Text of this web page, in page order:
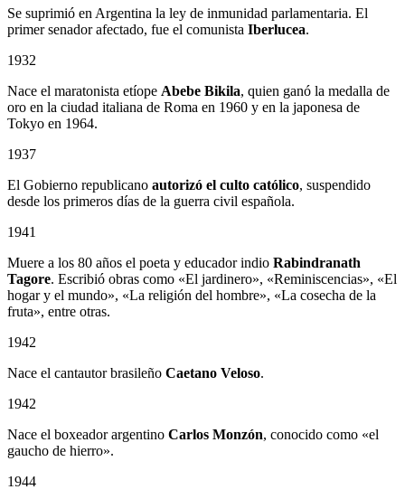
Se suprimió en Argentina la ley de inmunidad parlamentaria. El
primer senador afectado, fue el comunista Iberlucea.
1932
Nace el maratonista etíope Abebe Bikila, quien ganó la medalla de
oro en la ciudad italiana de Roma en 1960 y en la japonesa de
Tokyo en 1964.
1937
El Gobierno republicano autorizó el culto católico, suspendido
desde los primeros días de la guerra civil española.
1941
Muere a los 80 años el poeta y educador indio Rabindranath
Tagore. Escribió obras como «El jardinero», «Reminiscencias», «El
hogar y el mundo», «La religión del hombre», «La cosecha de la
fruta», entre otras.
1942
Nace el cantautor brasileño Caetano Veloso.
1942
Nace el boxeador argentino Carlos Monzón, conocido como «el
gaucho de hierro».
1944